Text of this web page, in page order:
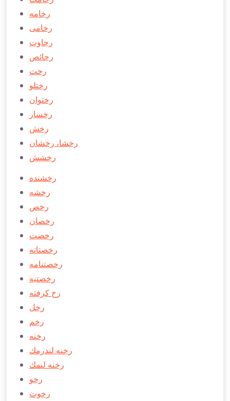
رخامه
رخامی
رحاوت
رحائص
رخت
رختلو
رختوان
رخسار
رخش
رخشا، رخشان
رخشش
رخشنده
رخشه
رخص
رخصان
رخصت
رخصتاته
رخصتنامه
رخصتيه
رخ كرفته
رخل
رخم
رخنه
رخنه لندرمك
رخنه لنمك
رخو
رخوت